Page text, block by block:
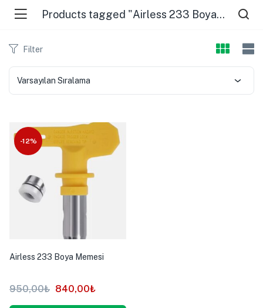
Products tagged "Airless 233 Boya Memesi"
Filter
Varsayılan Sıralama
-12%
Airless 233 Boya Memesi
950,00₺ 840,00₺